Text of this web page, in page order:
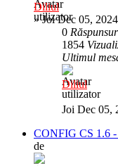
Diliul
»Joi Dec 05,
0
1854
Ultimul
Diliul
Joi Dec 05,
CONFIG CS 1.6
de